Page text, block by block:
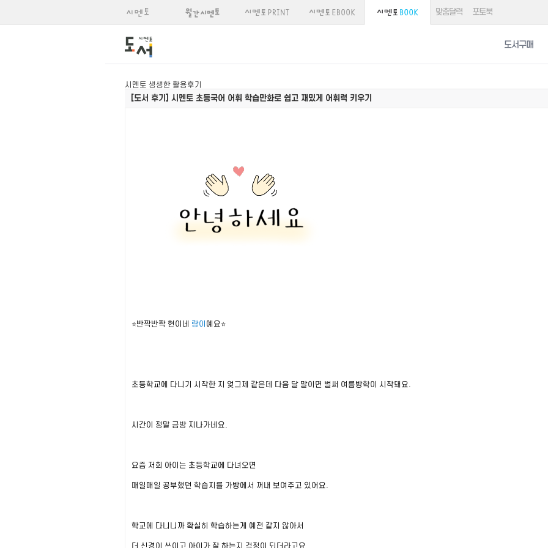
맞춤달력 포토북
도서구매
시멘토 생생한 활용후기
[도서 후기] 시멘토 초등국어 어휘 학습만화로 쉽고 재밌게 어휘력 키우기
⭐반짝반짝 현이네 랑이 예요⭐
초등학교에 다니기 시작한 지 엊그제 같은데 다음 달 말이면 벌써 여름방학이 시작돼요.
시간이 정말 금방 지나가네요.
요즘 저희 아이는 초등학교에 다녀오면
매일매일 공부했던 학습지를 가방에서 꺼내 보여주고 있어요.
학교에 다니니까 확실히 학습하는게 예전 같지 않아서
더 신경이 쓰이고 아이가 잘 하는지 걱정이 되더라고요.